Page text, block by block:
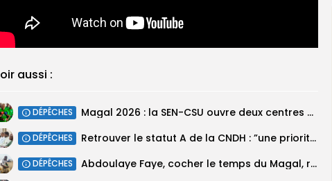
aussi :
DÉPÊCHES Magal 2026 : la SEN-CSU ouvre deux centres d’enrôlement à Touba
DÉPÊCHES Retrouver le statut A de la CNDH : ”une priorité nationale”, selon...
DÉPÊCHES Abdoulaye Faye, cocher le temps du Magal, rêve d’un lendemain meilleur